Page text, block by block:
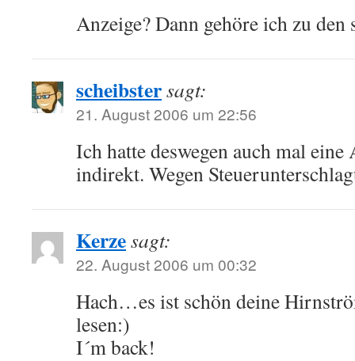
Anzeige? Dann gehöre ich zu den
scheibstersagt:
21. August 2006 um 22:56
Ich hatte deswegen auch mal eine
indirekt. Wegen
Kerzesagt:
22. August 2006 um 00:32
Hach…es ist schön deine
lesen:)
I´m back!